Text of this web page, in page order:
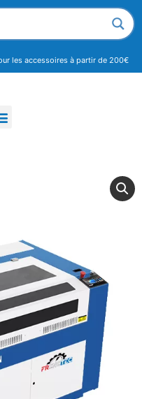
les accessoires à partir de 200€